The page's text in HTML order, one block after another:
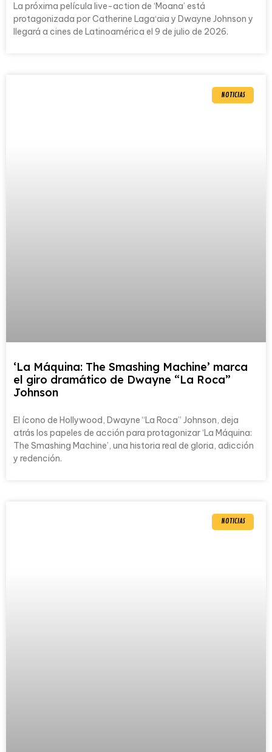
La próxima película live-action de ‘Moana’ está
protagonizada por Catherine Lagaʻaia y Dwayne Johnson y
llegará a cines de Latinoamérica el 9 de julio de 2026.
NOTICIAS
‘La Máquina: The Smashing Machine’ marca
el giro dramático de Dwayne “La Roca”
Johnson
El ícono de Hollywood, Dwayne “La Roca” Johnson, deja
atrás los papeles de acción para protagonizar ‘La Máquina:
The Smashing Machine’, una historia real de gloria, adicción
y redención.
NOTICIAS